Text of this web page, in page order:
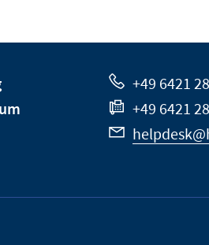
+49 6421
+49 6421